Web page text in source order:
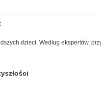
dzieci. Według ekspertów,